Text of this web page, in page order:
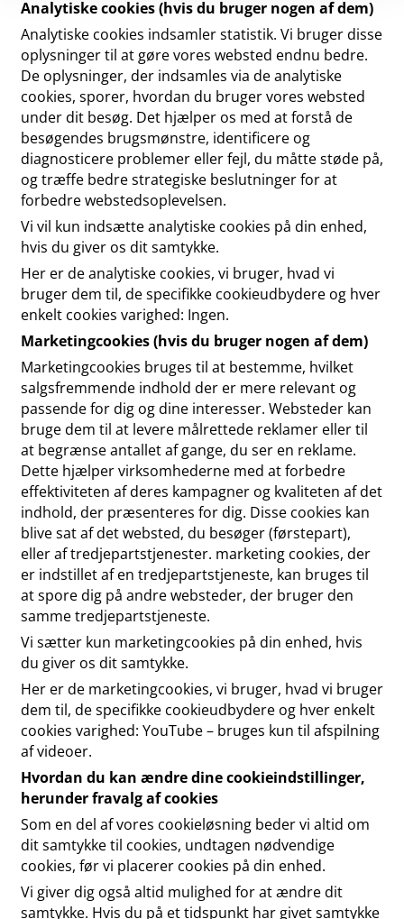
Analytiske cookies (hvis du bruger nogen af dem)
Analytiske cookies indsamler statistik. Vi bruger disse
oplysninger til at gøre vores websted endnu bedre.
De oplysninger, der indsamles via de analytiske
cookies, sporer, hvordan du bruger vores websted
under dit besøg. Det hjælper os med at forstå de
besøgendes brugsmønstre, identificere og
diagnosticere problemer eller fejl, du måtte støde på,
og træffe bedre strategiske beslutninger for at
forbedre webstedsoplevelsen.
Vi vil kun indsætte analytiske cookies på din enhed,
hvis du giver os dit samtykke.
Her er de analytiske cookies, vi bruger, hvad vi
bruger dem til, de specifikke cookieudbydere og hver
enkelt cookies varighed: Ingen.
Marketingcookies (hvis du bruger nogen af dem)
Marketingcookies bruges til at bestemme, hvilket
salgsfremmende indhold der er mere relevant og
passende for dig og dine interesser. Websteder kan
bruge dem til at levere målrettede reklamer eller til
at begrænse antallet af gange, du ser en reklame.
Dette hjælper virksomhederne med at forbedre
effektiviteten af deres kampagner og kvaliteten af det
indhold, der præsenteres for dig. Disse cookies kan
blive sat af det websted, du besøger (førstepart),
eller af tredjepartstjenester. marketing cookies, der
er indstillet af en tredjepartstjeneste, kan bruges til
at spore dig på andre websteder, der bruger den
samme tredjepartstjeneste.
Vi sætter kun marketingcookies på din enhed, hvis
du giver os dit samtykke.
Her er de marketingcookies, vi bruger, hvad vi bruger
dem til, de specifikke cookieudbydere og hver enkelt
cookies varighed: YouTube – bruges kun til afspilning
af videoer.
Hvordan du kan ændre dine cookieindstillinger,
herunder fravalg af cookies
Som en del af vores cookieløsning beder vi altid om
dit samtykke til cookies, undtagen nødvendige
cookies, før vi placerer cookies på din enhed.
Vi giver dig også altid mulighed for at ændre dit
samtykke. Hvis du på et tidspunkt har givet samtykke